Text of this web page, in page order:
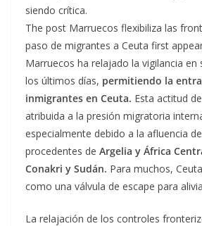
siendo crítica.
The post Marruecos flexibiliza las
paso de migrantes a Ceuta first
Marruecos ha relajado la vigilancia en
los últimos días, permitiendo la
inmigrantes en Ceuta. Esta actitud
atribuida a la presión migratoria
especialmente debido a la afluencia
procedentes de Argelia y África
Conakri y Sudán. Para muchos,
como una válvula de escape para
La relajación de los controles